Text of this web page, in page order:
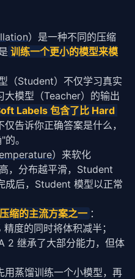
）是一种不同的压缩
训练一个更小的模型来模
（Student）不仅学习真实
模型（Teacher）的输出
Labels 包含了比 Hard
告诉你正确答案是什么，
。
）来软化
，分布越平滑，Student
成后，Student 模型以正常
缩的主流方案之一 ：
度的同时将体积减半；
2 继承了大部分能力，但体
用蒸馏训练一个小模型，再